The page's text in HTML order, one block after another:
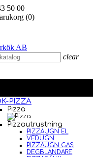
50 00
(0)
clear
PIZZA
Pizza
Pizzautrustning
PIZZAUGN EL
VEDUGN
PIZZAUGN GAS
DEGBLANDARE